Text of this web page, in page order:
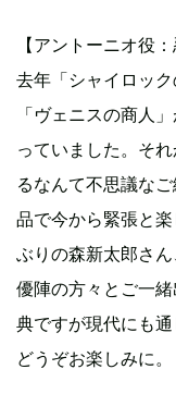
【アントーニオ役
去年「シャイロッ
「ヴェニスの商人
っていました。そ
るなんて不思議な
品で今から緊張と
ぶりの森新太郎さ
優陣の方々とご一
典ですが現代にも
どうぞお楽しみに。